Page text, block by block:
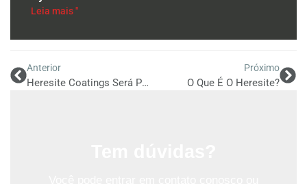
Leia mais "
Anterior
Heresite Coatings Será Palestrante Na 10ª Conferência Anual Da NARSA
Próximo
O Que É O Heresite?